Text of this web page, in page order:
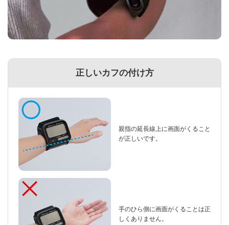
正しいカフの付け方
親指の延長線上に画面がくること
が正しいです。
手のひら側に画面がくることは正
しくありません。